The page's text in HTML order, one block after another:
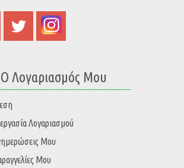
Ο Λογαριασμός Μου
Λογαριασμού
Μου
Μου